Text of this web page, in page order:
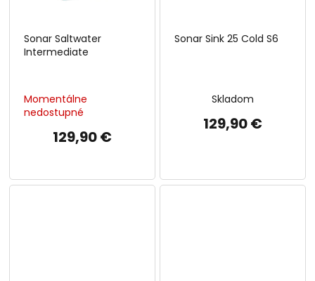
Sonar Saltwater
Intermediate
Momentálne
nedostupné
129,90 €
Sonar Sink 25 Cold S6
Skladom
129,90 €